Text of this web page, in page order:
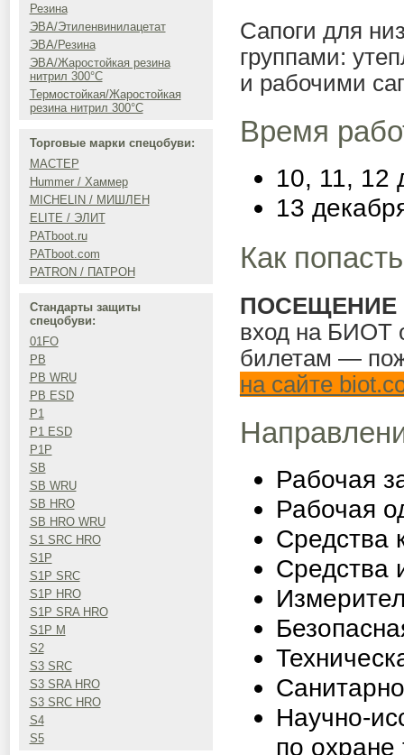
Резина
ЭВА/Этиленвинилацетат
ЭВА/Резина
ЭВА/Жаростойкая резина
нитрил 300°C
Термостойкая/Жаростойкая
резина нитрил 300°C
Торговые марки спецобуви:
МАСТЕР
Hummer / Хаммер
MICHELIN / МИШЛЕН
ELITE / ЭЛИТ
PATboot.ru
PATboot.com
PATRON / ПАТРОН
Стандарты защиты
спецобуви:
01FO
PB
PB WRU
PB ESD
P1
P1 ESD
P1P
SB
SB WRU
SB HRO
SB HRO WRU
S1 SRC HRO
S1P
S1P SRC
S1P HRO
S1P SRA HRO
S1P M
S2
S3 SRC
S3 SRA HRO
S3 SRC HRO
S4
S5
Сапоги для
группами:
и рабочими
Время
10, 11, 12
13
Как
ПОСЕЩЕНИЕ
вход на БИОТ
билетам —
на сайте
Рабочая
Рабочая
Средства
Средства
Научно­-
по охране